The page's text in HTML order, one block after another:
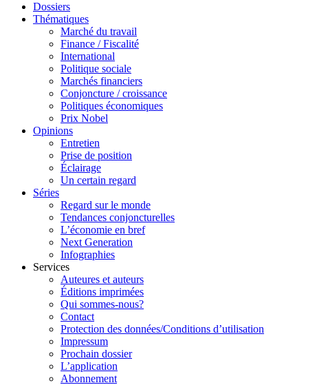
Dossiers
Thématiques
Marché du travail
Finance / Fiscalité
International
Politique sociale
Marchés financiers
Conjoncture / croissance
Politiques économiques
Prix Nobel
Opinions
Entretien
Prise de position
Éclairage
Un certain regard
Séries
Regard sur le monde
Tendances conjoncturelles
L’économie en bref
Next Generation
Infographies
Services
Auteures et auteurs
Éditions imprimées
Qui sommes-nous?
Contact
Protection des données/Conditions d’utilisation
Impressum
Prochain dossier
L’application
Abonnement